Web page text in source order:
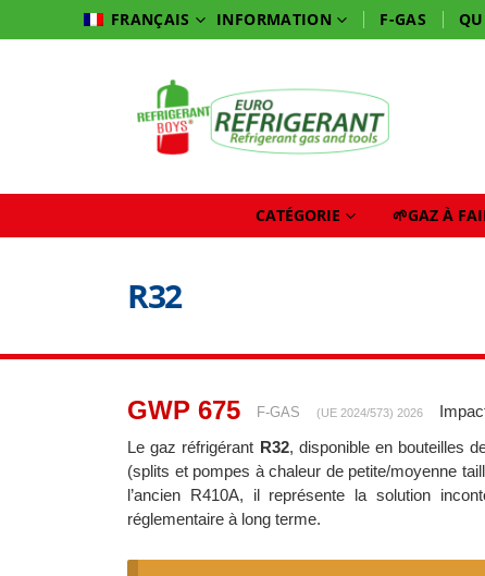
FRANÇAIS INFORMATION F-GAS
CATÉGORIE 🌱GAZ À
R32
GWP 675 F-GAS (UE 2024/573) 2026
Le gaz réfrigérant R32, disponible en bouteilles
(splits et pompes à chaleur de petite/moyenne
l’ancien R410A, il représente la solution
réglementaire à long terme.